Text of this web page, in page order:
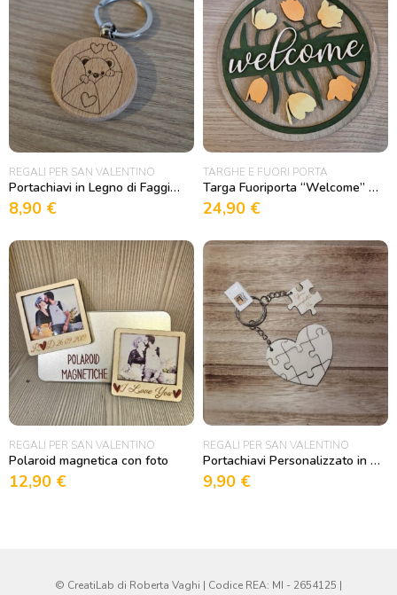
REGALI PER SAN VALENTINO
Portachiavi in Legno di Faggio rotondo “Orsetto Lettera Cuoricini”
8,90 €
TARGHE E FUORI PORTA
Targa Fuoriporta “Welcome” con Tulipani
24,90 €
REGALI PER SAN VALENTINO
Polaroid magnetica con foto
12,90 €
REGALI PER SAN VALENTINO
Portachiavi Personalizzato in Legno Puzzle “You complete Me”
9,90 €
© CreatiLab di Roberta Vaghi | Codice REA: MI - 2654125 |